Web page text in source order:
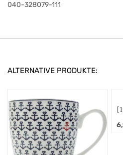
040-328079-111
ALTERNATIVE PRODUKTE: